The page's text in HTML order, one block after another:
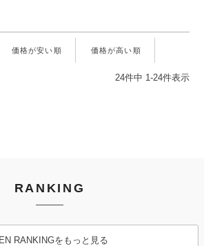
価格が安い順 価格が高い順
24件中 1-24件表示
RANKING
RANKINGをもっと見る